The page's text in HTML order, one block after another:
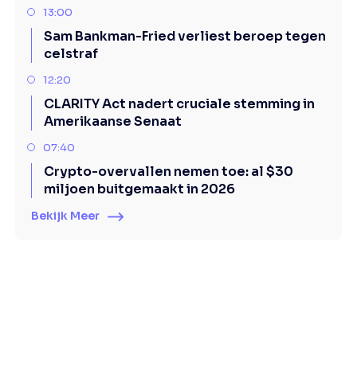
13:00
Sam Bankman-Fried verliest beroep tegen
celstraf
12:20
CLARITY Act nadert cruciale stemming in
Amerikaanse Senaat
07:40
Crypto-overvallen nemen toe: al $30
miljoen buitgemaakt in 2026
Bekijk Meer